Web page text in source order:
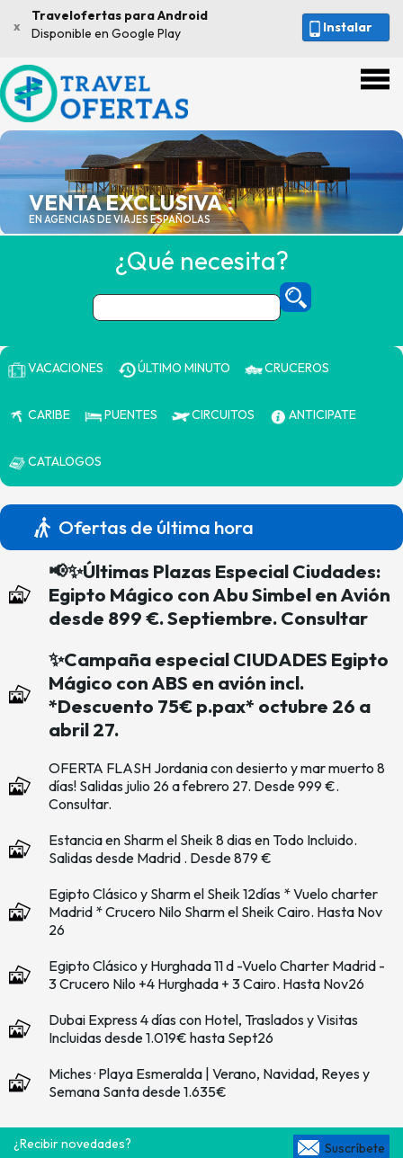
Instalar
x
Travelofertas para Android
Disponible en Google Play
VENTA EXCLUSIVA
EN AGENCIAS DE VIAJES ESPAÑOLAS
¿Qué necesita?
VACACIONES ÚLTIMO MINUTO CRUCEROS
CARIBE PUENTES CIRCUITOS ANTICIPATE
CATALOGOS
Ofertas de última hora
📢✨Últimas Plazas Especial Ciudades:
Egipto Mágico con Abu Simbel en Avión
desde 899 €. Septiembre. Consultar
✨Campaña especial CIUDADES Egipto
Mágico con ABS en avión incl.
*Descuento 75€ p.pax* octubre 26 a
abril 27.
OFERTA FLASH Jordania con desierto y mar muerto 8
días! Salidas julio 26 a febrero 27. Desde 999 €.
Consultar.
Estancia en Sharm el Sheik 8 dias en Todo Incluido.
Salidas desde Madrid . Desde 879 €
Egipto Clásico y Sharm el Sheik 12días * Vuelo charter
Madrid * Crucero Nilo Sharm el Sheik Cairo. Hasta Nov
26
Egipto Clásico y Hurghada 11 d -Vuelo Charter Madrid -
3 Crucero Nilo +4 Hurghada + 3 Cairo. Hasta Nov26
Dubai Express 4 días con Hotel, Traslados y Visitas
Incluidas desde 1.019€ hasta Sept26
Miches · Playa Esmeralda | Verano, Navidad, Reyes y
Semana Santa desde 1.635€
¿Recibir novedades? Suscríbete